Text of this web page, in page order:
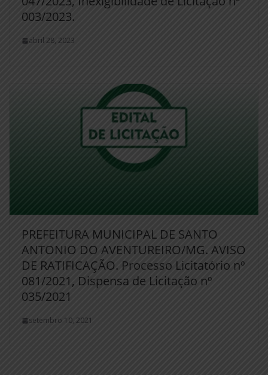
003/2023.
abril 28, 2023
PREFEITURA MUNICIPAL DE SANTO
ANTONIO DO AVENTUREIRO/MG. AVISO
DE RATIFICAÇÃO. Processo Licitatório nº
081/2021, Dispensa de Licitação nº
035/2021
setembro 10, 2021